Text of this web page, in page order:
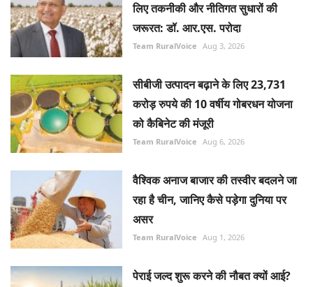
लिए तकनीकी और नीतिगत सुधारों की
जरूरत: डॉ. आर.एस. परोदा
Team RuralVoice Aug 3, 2026
सीबीजी उत्पादन बढ़ाने के लिए 23,731
करोड़ रुपये की 10 वर्षीय गोबरधन योजना
को कैबिनेट की मंजूरी
Team RuralVoice Aug 6, 2026
वैश्विक अनाज बाजार की तस्वीर बदलने जा
रहा है चीन, जानिए कैसे पड़ेगा दुनिया पर
असर
Team RuralVoice Aug 1, 2026
पेराई जल्द शुरू करने की नौबत क्यों आई?